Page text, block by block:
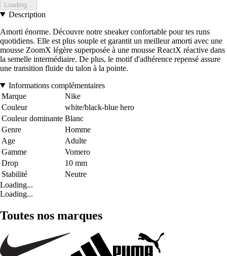
Loading...
Description
Amorti énorme. Découvre notre sneaker confortable pour tes runs
quotidiens. Elle est plus souple et garantit un meilleur amorti avec une
mousse ZoomX légère superposée à une mousse ReactX réactive dans
la semelle intermédiaire. De plus, le motif d'adhérence repensé assure
une transition fluide du talon à la pointe.
Informations complémentaires
Marque
Nike
Couleur
white/black-blue hero
Couleur dominante Blanc
Genre
Homme
Age
Adulte
Gamme
Vomero
Drop
10 mm
Stabilité
Neutre
Loading...
Loading...
Toutes nos marques